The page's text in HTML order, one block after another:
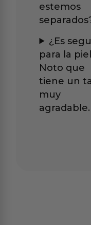
estemos
¿Es
para la
Noto que
tiene un
muy
agradable.